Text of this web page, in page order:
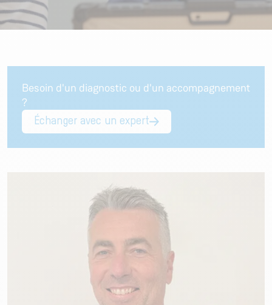
Besoin d'un diagnostic ou d'un accompagnement
?
Échanger avec un expert